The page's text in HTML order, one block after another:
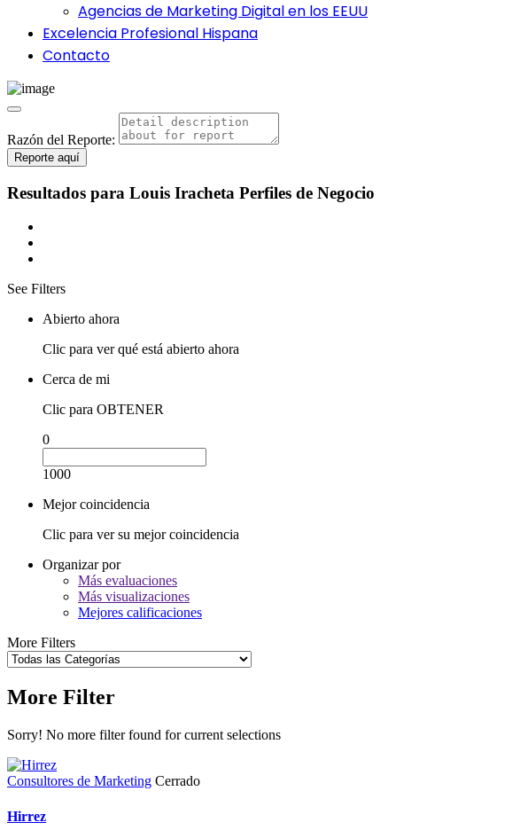
Agencias de Marketing Digital en los EEUU
Excelencia Profesional Hispana
Contacto
Razón del Reporte:
Reporte aquí
Resultados para Louis Iracheta Perfiles de Negocio
See Filters
Abierto ahora
Clic para ver qué está abierto ahora
Cerca de mi
Clic para OBTENER
0
1000
Mejor coincidencia
Clic para ver su mejor coincidencia
Organizar por
Más evaluaciones
Más visualizaciones
Mejores calificaciones
More Filters
More Filter
Sorry! No more filter found for current selections
Consultores de Marketing Cerrado
Hirrez